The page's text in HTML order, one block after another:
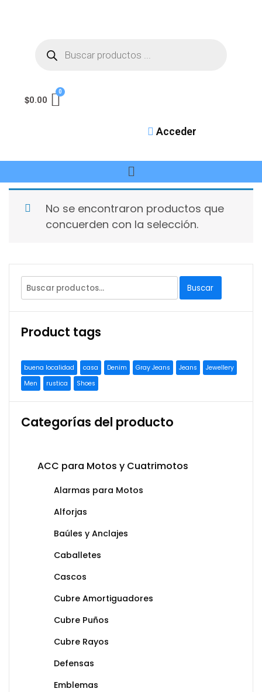
$0.00
Acceder
No se encontraron productos que
concuerden con la selección.
Buscar
Product tags
buena localidad casa Denim Gray Jeans Jeans
Jewellery
Men
rustica Shoes
Categorías del producto
ACC para Motos y Cuatrimotos
Alarmas para Motos
Alforjas
Baúles y Anclajes
Caballetes
Cascos
Cubre Amortiguadores
Cubre Puños
Cubre Rayos
Defensas
Emblemas